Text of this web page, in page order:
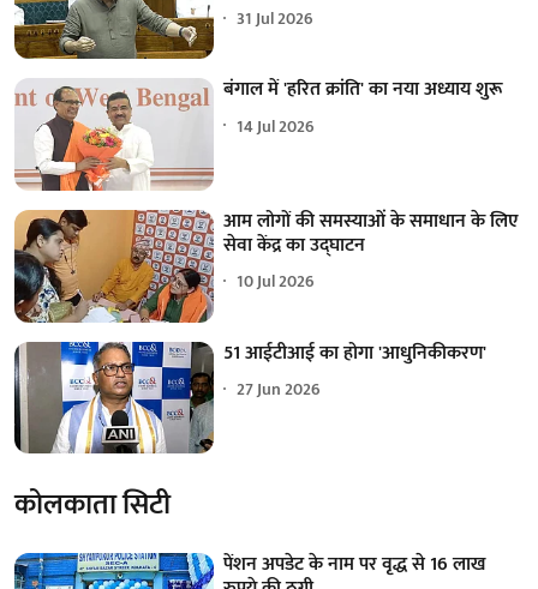
31 Jul 2026
बंगाल में 'हरित क्रांति' का नया अध्याय शुरू
14 Jul 2026
आम लोगों की समस्याओं के समाधान के लिए
सेवा केंद्र का उद्घाटन
10 Jul 2026
51 आईटीआई का होगा 'आधुनिकीकरण'
27 Jun 2026
कोलकाता सिटी
पेंशन अपडेट के नाम पर वृद्ध से 16 लाख